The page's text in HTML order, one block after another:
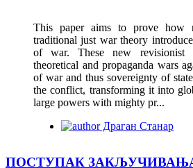
This paper aims to prove how
traditional just war theory
of war. These new revisionist
theoretical and propaganda wars
of war and thus sovereignty of
the conflict, transforming it into
large powers with mighty pr...
Драган Станар
ПОСТУПАК